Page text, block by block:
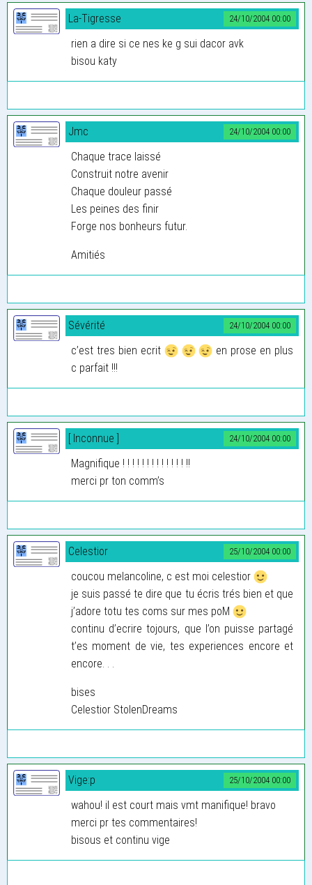
24/10/2004 00:00
La-Tigresse
rien a dire si ce nes ke g sui dacor avk
bisou katy
24/10/2004 00:00
Jmc
Chaque trace laissé
Construit notre avenir
Chaque douleur passé
Les peines des finir
Forge nos bonheurs futur.
Amitiés
24/10/2004 00:00
Sévérité
c’est tres bien ecrit
en prose en plus
c parfait !!!
24/10/2004 00:00
[ Inconnue ]
Magnifique ! ! ! ! ! ! ! ! ! ! ! ! ! !!
merci pr ton comm’s
25/10/2004 00:00
Celestior
coucou melancoline, c est moi celestior
je suis passé te dire que tu écris trés bien et que
j’adore totu tes coms sur mes poM
continu d’ecrire tojours, que l’on puisse partagé
t’es moment de vie, tes experiences encore et
encore. . .
bises
Celestior StolenDreams
25/10/2004 00:00
Vige:p
wahou! il est court mais vmt manifique! bravo
merci pr tes commentaires!
bisous et continu vige